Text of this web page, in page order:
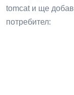
tomcat и ще
потребител: